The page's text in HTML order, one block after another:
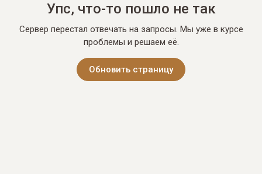
Упс, что-то пошло не так
Сервер перестал отвечать на запросы. Мы уже в курсе
проблемы и решаем её.
Обновить страницу